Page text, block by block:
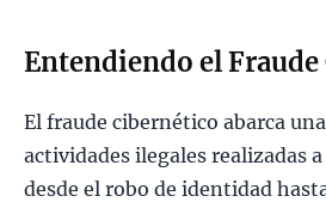
Entendiendo el
El fraude cibernético abarca
actividades ilegales realizadas
desde el robo de identidad